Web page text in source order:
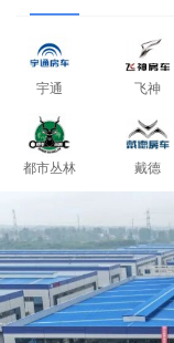
宇通 飞神
都市丛林 戴德